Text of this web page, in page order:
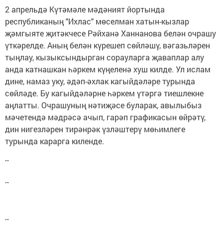
2 апрельдә Күтәмәле мәдәният йортында
республиканың "Ихлас" мөселман хатын-кызлар
җәмгыяте җитәкчесе Рәйханә Ханнанова белән очрашу
үткәрелде. Аның белән күрешеп сөйләшү, вәгазьләрен
тыңлау, кызыксындырган сорауларга җаваплар алу
анда катнашкан һәркем күңеленә хуш килде. Ул ислам
дине, намаз уку, әдәп-әхлак кагыйдәләре турында
сөйләде. Бу кагыйдәләрне һәркем үтәргә тиешлекне
аңлатты. Очрашуның нәтиҗәсе буларак, авылыбыз
мәчетендә мәдрәсә ачып, гарәп графикасын өйрәтү,
дин нигезләрен тирәнрәк үзләштерү мөһимлеге
турында карарга киленде.